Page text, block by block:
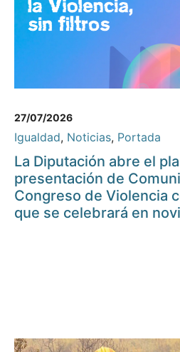
27/07/2026
Igualdad, Noticias, Portada
La Diputación abre el
presentación de
Congreso de Violencia
que se celebrará en